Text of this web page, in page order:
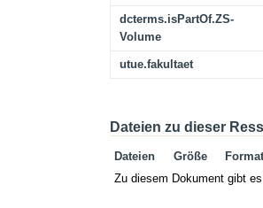
dcterms.isPartOf.ZS-
Volume
utue.fakultaet
Dateien zu dieser
Dateien Größe
Format
Zu diesem Dokument gibt